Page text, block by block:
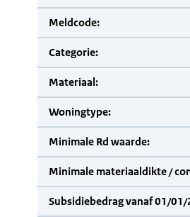
Meldcode:
Categorie:
Materiaal:
Woningtype:
Minimale Rd waarde:
Minimale materiaaldikte /
Subsidiebedrag vanaf 01/